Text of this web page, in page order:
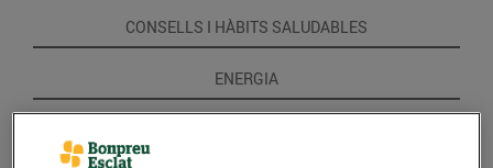
CONSELLS I HÀBITS SALUDABLES
ENERGIA